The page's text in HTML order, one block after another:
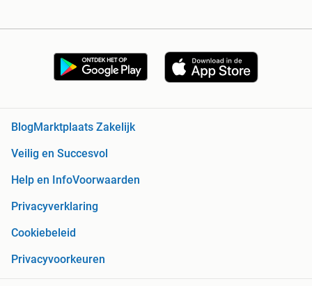
BlogMarktplaats Zakelijk
Veilig en Succesvol
Help en InfoVoorwaarden
Privacyverklaring
Cookiebeleid
Privacyvoorkeuren